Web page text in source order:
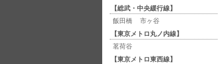
【総武・中央緩行線】
飯田橋
市ヶ谷
【東京メトロ丸ノ内線】
茗荷谷
【東京メトロ東西線】